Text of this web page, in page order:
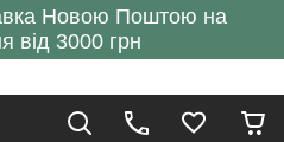
Новою Поштою на
від 3000 грн